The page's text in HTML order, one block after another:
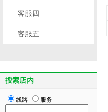
客服四
客服五
搜索店内
线路 服务